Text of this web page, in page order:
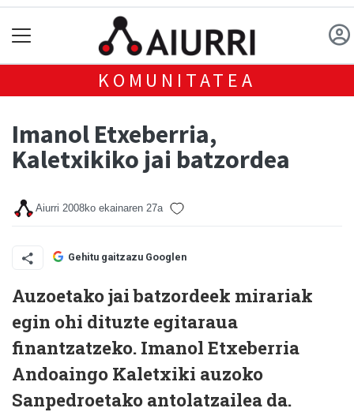
KOMUNITATEA
Imanol Etxeberria,
Kaletxikiko jai batzordea
Aiurri 2008ko ekainaren 27a
Gehitu gaitzazu Googlen
Auzoetako jai batzordeek mirariak
egin ohi dituzte egitaraua
finantzatzeko. Imanol Etxeberria
Andoaingo Kaletxiki auzoko
Sanpedroetako antolatzailea da.